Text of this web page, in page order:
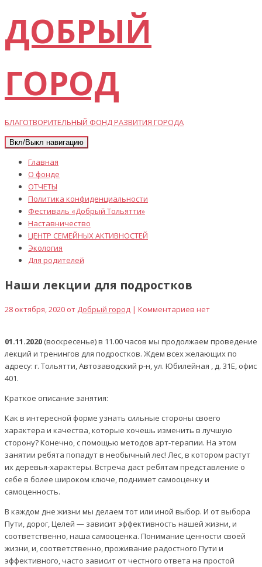
ДОБРЫЙ
ГОРОД
БЛАГОТВОРИТЕЛЬНЫЙ ФОНД РАЗВИТИЯ ГОРОДА
Вкл/Выкл навигацию
Главная
О фонде
ОТЧЕТЫ
Политика конфиденциальности
Фестиваль «Добрый Тольятти»
Наставничество
ЦЕНТР СЕМЕЙНЫХ АКТИВНОСТЕЙ
Экология
Для родителей
Наши лекции для подростков
28 октября, 2020 от Добрый город | Комментариев нет
01.11.2020 (воскресенье) в 11.00 часов мы продолжаем проведение
лекций и тренингов для подростков. Ждем всех желающих по
адресу: г. Тольятти, Автозаводский р-н, ул. Юбилейная , д. 31Е, офис
401.
Краткое описание занятия:
Как в интересной форме узнать сильные стороны своего
характера и качества, которые хочешь изменить в лучшую
сторону? Конечно, с помощью методов арт-терапии. На этом
занятии ребята попадут в необычный лес! Лес, в котором растут
их деревья-характеры. Встреча даст ребятам представление о
себе в более широком ключе, поднимет самооценку и
самоценность.
В каждом дне жизни мы делаем тот или иной выбор. И от выбора
Пути, дорог, Целей — зависит эффективность нашей жизни, и
соответственно, наша самооценка. Понимание ценности своей
жизни, и, соответственно, проживание радостного Пути и
эффективного, часто зависит от честного ответа на простой